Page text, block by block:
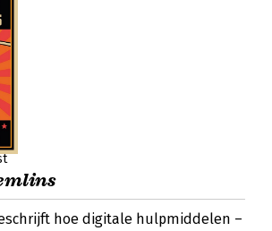
hoe digitale hulpmiddelen –